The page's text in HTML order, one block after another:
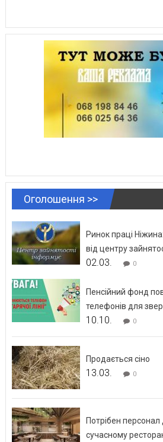
Оголошення >>
Ринок праці
від центру
02.03. 0
Пенсійний фонд
телефонів для
10.10. 0
Продається сіно
13.03. 0
Потрібен
сучасному